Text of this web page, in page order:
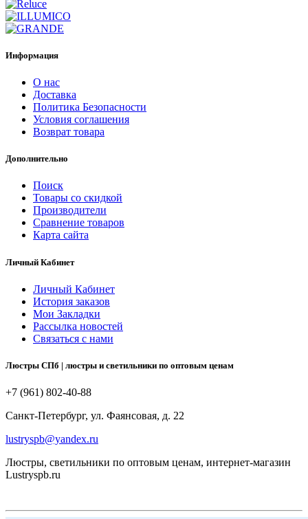
Информация
О нас
Доставка
Политика Безопасности
Условия соглашения
Возврат товара
Дополнительно
Поиск
Товары со скидкой
Производители
Сравнение товаров
Карта сайта
Личный Кабинет
Личный Кабинет
История заказов
Мои Закладки
Рассылка новостей
Связаться с нами
Люстры СПб | люстры и светильники по оптовым ценам
+7 (961) 802-40-88
Санкт-Петербург, ул. Фаянсовая, д. 22
lustryspb@yandex.ru
Люстры, светильники по оптовым ценам, интернет-магазин
Lustryspb.ru